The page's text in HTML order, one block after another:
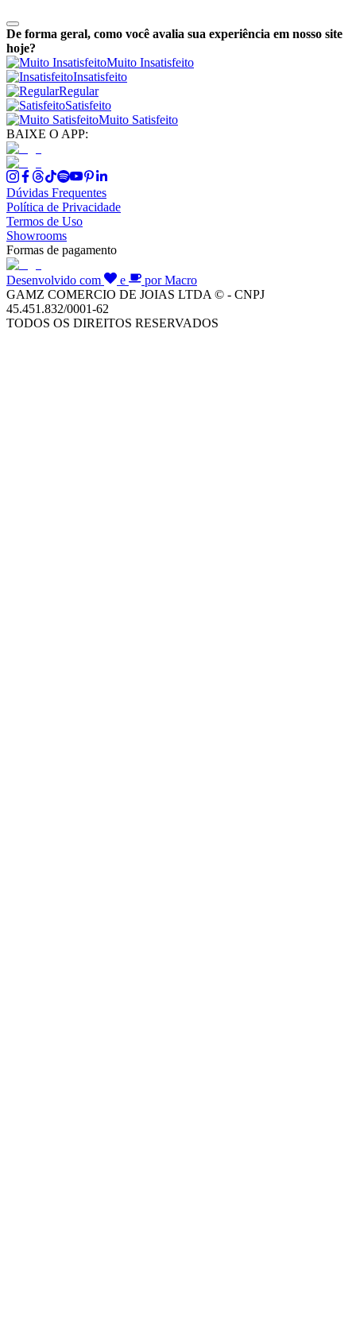
De forma geral, como você avalia sua experiência em nosso site
hoje?
Muito Insatisfeito
Insatisfeito
Regular
Satisfeito
Muito Satisfeito
BAIXE O APP:
Dúvidas Frequentes
Política de Privacidade
Termos de Uso
Showrooms
Formas de pagamento
Desenvolvido com e
por Macro
GAMZ COMERCIO DE JOIAS LTDA © - CNPJ
45.451.832/0001-62
TODOS OS DIREITOS RESERVADOS